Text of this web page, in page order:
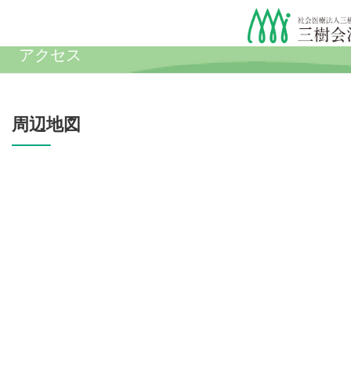
アクセス
周辺地図